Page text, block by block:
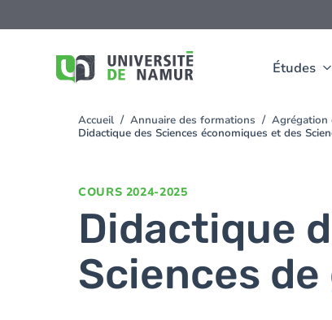
Études
au
You
Accueil Annuaire des formations
Agrégation
Didactique des Sciences économiques et des
COURS 2024-2025
Didactique
Sciences